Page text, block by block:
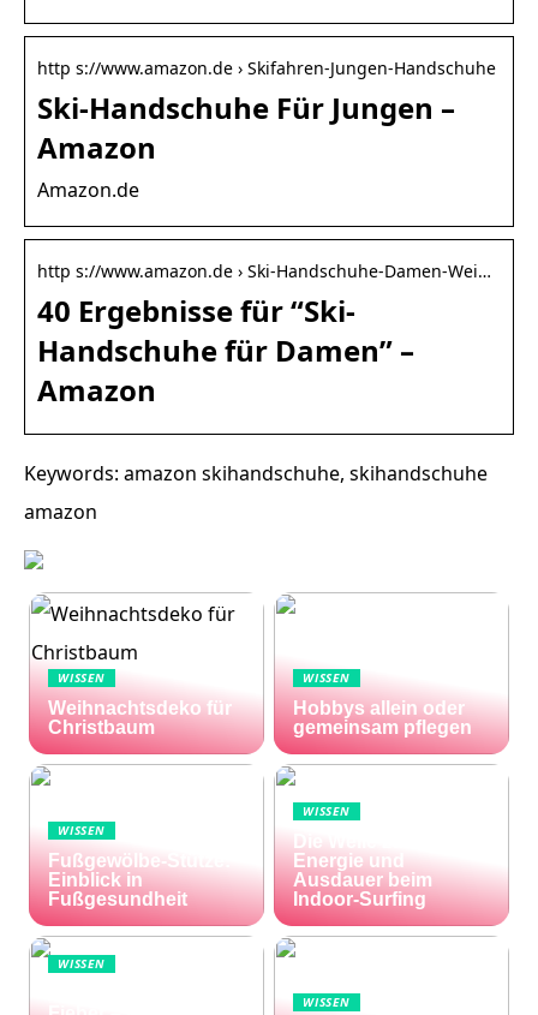
http s://www.amazon.de › Skifahren-Jungen-Handschuhe
Ski-Handschuhe Für Jungen –
Amazon
Amazon.de
http s://www.amazon.de › Ski-Handschuhe-Damen-Wei…
40 Ergebnisse für “Ski-
Handschuhe für Damen” –
Amazon
Keywords: amazon skihandschuhe, skihandschuhe
amazon
WISSEN
Weihnachtsdeko für
Christbaum
WISSEN
Hobbys allein oder
gemeinsam pflegen
WISSEN
Fußgewölbe-Stütze:
Einblick in
Fußgesundheit
WISSEN
Die Welle zu Hause:
Energie und
Ausdauer beim
Indoor-Surfing
WISSEN
WISSEN